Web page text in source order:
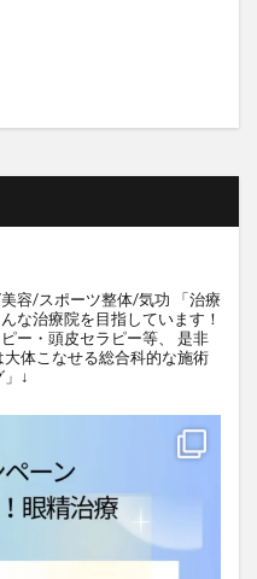
容/スポーツ整体/気功 「治療
な治療院を目指しています！
ー・頭皮セラピー等、
是非
大体こなせる総合科的な施術
↓